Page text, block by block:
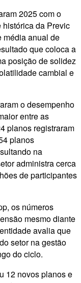
2025 com o
da Previc
média anual de
que coloca a
posição de solidez
cambial e
o desempenho
entre as
planos registraram
planos
na
administra cerca
de participantes
os números
mesmo diante
avalia que
setor na gestão
do ciclo.
12 novos planos e